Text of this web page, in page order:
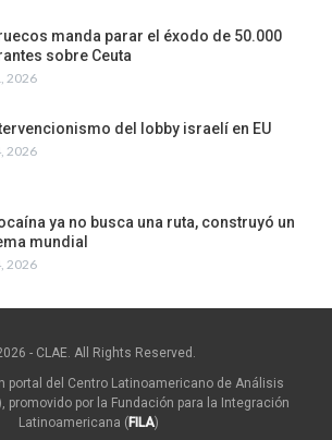
manda parar el éxodo de 50.000
sobre Ceuta
2026
del lobby israelí en EU
2026
ya no busca una ruta, construyó un
mundial
2026
- CLAE. All Rights Reserved.
portal del Centro Latinoamericano de Análisis
promovido por la Fundación para la Integración
Latinoamericana (FILA)